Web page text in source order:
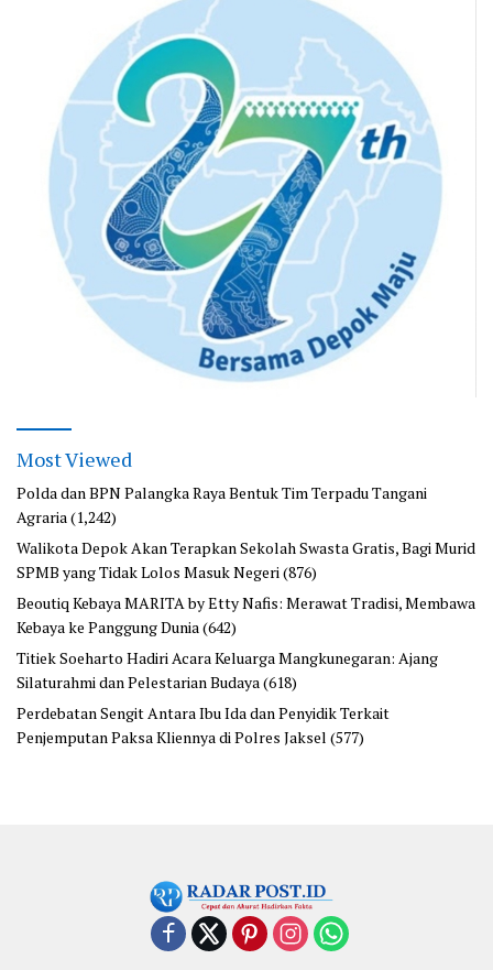
Most Viewed
Polda dan BPN Palangka Raya Bentuk Tim Terpadu Tangani
Agraria (1,242)
Walikota Depok Akan Terapkan Sekolah Swasta Gratis, Bagi Murid
SPMB yang Tidak Lolos Masuk Negeri (876)
Beoutiq Kebaya MARITA by Etty Nafis: Merawat Tradisi, Membawa
Kebaya ke Panggung Dunia (642)
Titiek Soeharto Hadiri Acara Keluarga Mangkunegaran: Ajang
Silaturahmi dan Pelestarian Budaya (618)
Perdebatan Sengit Antara Ibu Ida dan Penyidik Terkait
Penjemputan Paksa Kliennya di Polres Jaksel (577)